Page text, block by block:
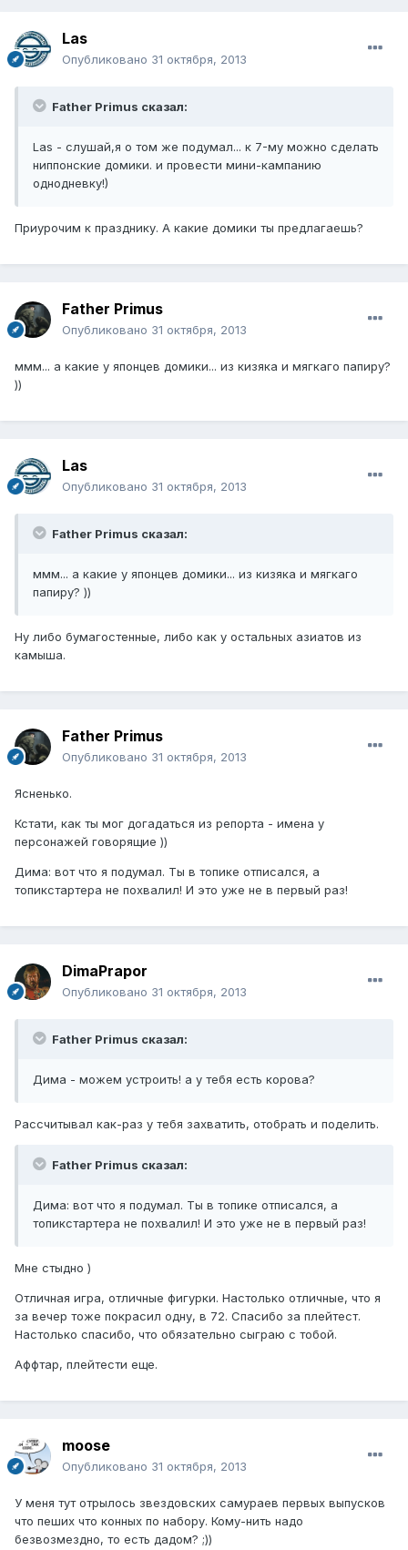
Las
Опубликовано 31 октября, 2013
Father Primus сказал:
Las - слушай,я о том же подумал... к 7-му можно сделать
ниппонские домики. и провести мини-кампанию
однодневку!)
Приурочим к празднику. А какие домики ты предлагаешь?
Father Primus
Опубликовано 31 октября, 2013
ммм... а какие у японцев домики... из кизяка и мягкаго папиру?
))
Las
Опубликовано 31 октября, 2013
Father Primus сказал:
ммм... а какие у японцев домики... из кизяка и мягкаго
папиру? ))
Ну либо бумагостенные, либо как у остальных азиатов из
камыша.
Father Primus
Опубликовано 31 октября, 2013
Ясненько.
Кстати, как ты мог догадаться из репорта - имена у
персонажей говорящие ))
Дима: вот что я подумал. Ты в топике отписался, а
топикстартера не похвалил! И это уже не в первый раз!
DimaPrapor
Опубликовано 31 октября, 2013
Father Primus сказал:
Дима - можем устроить! а у тебя есть корова?
Рассчитывал как-раз у тебя захватить, отобрать и поделить.
Father Primus сказал:
Дима: вот что я подумал. Ты в топике отписался, а
топикстартера не похвалил! И это уже не в первый раз!
Мне стыдно )
Отличная игра, отличные фигурки. Настолько отличные, что я
за вечер тоже покрасил одну, в 72. Спасибо за плейтест.
Настолько спасибо, что обязательно сыграю с тобой.
Аффтар, плейтести еще.
moose
Опубликовано 31 октября, 2013
У меня тут отрылось звездовских самураев первых выпусков
что пеших что конных по набору. Кому-нить надо
безвозмездно, то есть дадом? ;))